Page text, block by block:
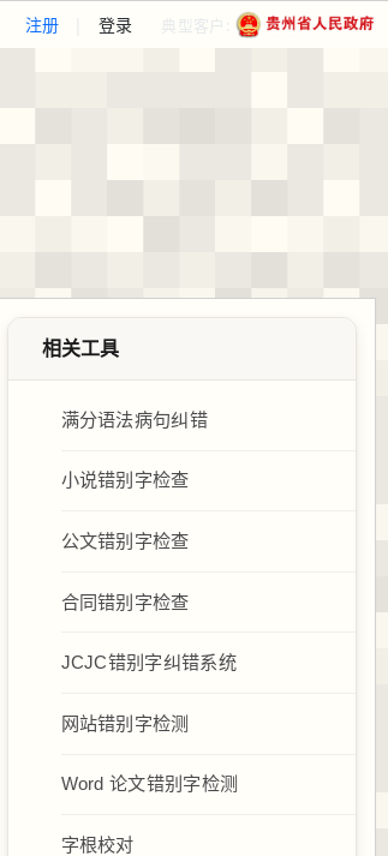
注册 登录 典型客户:
串起来，让人和 Agent 能在同一个可审
相关工具
满分语法病句纠错
小说错别字检查
公文错别字检查
合同错别字检查
JCJC错别字纠错系统
网站错别字检测
Word 论文错别字检测
字根校对